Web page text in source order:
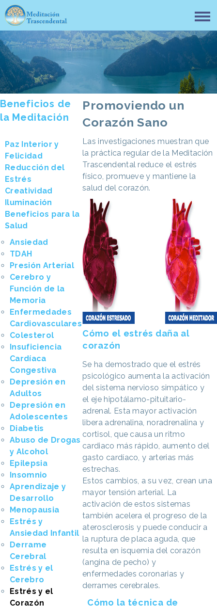
Beneficios de
la Meditación
Paz Interior y
Felicidad
Reducción del
Estrés
Creatividad
Iluminación
Beneficios para la
Salud
Ansiedad
TDAH
Presión Arterial
Cerebro y
Función de la
Memoria
Enfermedades
Cardiovasculares
Colesterol
Insuficiencia
Cardíaca
Congestiva
Depresión en
Adultos
Depresión en
Adolescentes
Diabetis
Abuso de Drogas
y Alcohol
Epilepsia
Insomnio
Aprendizaje y
Desarrollo
Menopausia
Estrés y
Ansiedad Infantil
Derrame
Cerebral
Estrés y el
Cerebro
Estrés y el
Corazón
Promoviendo un
Corazón Sano
Las investigaciones muestran que
la práctica regular de la Meditación
Trascendental reduce el estrés
físico, promueve y mantiene la
salud del corazón.
Cómo el estrés daña al
corazón
Se ha demostrado que el estrés
psicológico aumenta la activación
del sistema nervioso simpático y
el eje hipotálamo-pituitario-
adrenal. Esta mayor activación
libera adrenalina, noradrenalina y
cortisol, que causa un ritmo
cardiaco más rápido, aumento del
gasto cardíaco, y arterias más
estrechas.
Estos cambios, a su vez, crean una
mayor tensión arterial. La
activación de estos sistemas
también acelera el progreso de la
aterosclerosis y puede conducir a
la ruptura de placa aguda, que
resulta en isquemia del corazón
(angina de pecho) y
enfermedades coronarias y
derrames cerebrales.
Cómo la técnica de